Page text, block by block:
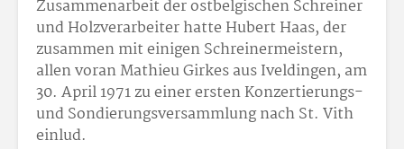
Zusammenarbeit der ostbelgischen Schreiner
und Holzverarbeiter hatte Hubert Haas, der
zusammen mit einigen Schreinermeistern,
allen voran Mathieu Girkes aus Iveldingen, am
30. April 1971 zu einer ersten Konzertierungs-
und Sondierungsversammlung nach St. Vith
einlud.